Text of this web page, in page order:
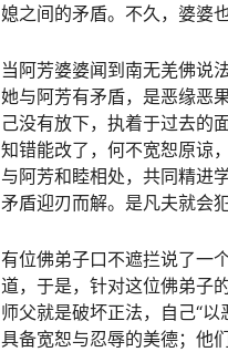
媳之间的矛盾。不久，婆婆
当阿芳婆婆闻到南无羌佛说
她与阿芳有矛盾，是恶缘恶
己没有放下，执着于过去的
知错能改了，何不宽恕原谅
与阿芳和睦相处，共同精进
矛盾迎刃而解。是凡夫就会
有位佛弟子口不遮拦说了一
道，于是，针对这位佛弟子
师父就是破坏正法，自己“
具备宽恕与忍辱的美德；他